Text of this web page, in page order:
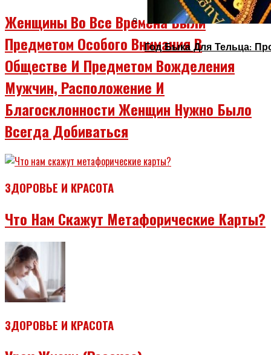
Год Быка Для Тельца:
Женщины Во Все Времена Были
Предметом Особого Внимания В
Обществе И Предметом Вожделения
Мужчин, Расположение И
Благосклонности Женщин Нужно Было
Всегда Добиваться
ЗДОРОВЬЕ И КРАСОТА
Что Нам Скажут Метафорические Карты?
ЗДОРОВЬЕ И КРАСОТА